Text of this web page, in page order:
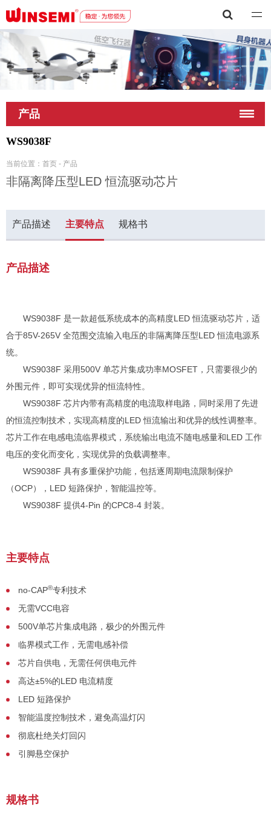
深圳市稳先微电子有限公司
产品
WS9038F
当前位置： 首页 - 产品
非隔离降压型LED 恒流驱动芯片
产品描述 主要特点 规格书
产品描述
WS9038F 是一款超低系统成本的高精度LED 恒流驱动芯片，适
合于85V-265V 全范围交流输入电压的非隔离降压型LED 恒流电源系
统。
WS9038F 采用500V 单芯片集成功率MOSFET，只需要很少的
外围元件，即可实现优异的恒流特性。
WS9038F 芯片内带有高精度的电流取样电路，同时采用了先进
的恒流控制技术，实现高精度的LED 恒流输出和优异的线性调整率。
芯片工作在电感电流临界模式，系统输出电流不随电感量和LED 工作
电压的变化而变化，实现优异的负载调整率。
WS9038F 具有多重保护功能，包括逐周期电流限制保护
（OCP），LED 短路保护，智能温控等。
WS9038F 提供4-Pin 的CPC8-4 封装。
主要特点
no-CAP®专利技术
无需VCC电容
500V单芯片集成电路，极少的外围元件
临界模式工作，无需电感补偿
芯片自供电，无需任何供电元件
高达±5%的LED 电流精度
LED 短路保护
智能温度控制技术，避免高温灯闪
彻底杜绝关灯回闪
引脚悬空保护
规格书